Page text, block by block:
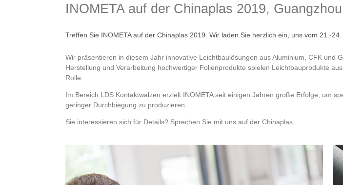
INOMETA auf der Chinaplas 2019, Guangzhou
Treffen Sie INOMETA auf der Chinaplas 2019. Wir laden Sie herzlich ein, uns vom 21.-
Wir präsentieren in diesem Jahr innovative Leichtbaulösungen aus Aluminium, CFK und
Herstellung und Verarbeitung hochwertiger Folienprodukte spielen Leichtbauprodukte
Rolle.
Im Bereich LDS Kontaktwalzen erzielt INOMETA seit einigen Jahren große Erfolge, um
geringer Durchbiegung zu produzieren.
Sie interessieren sich für Details? Sprechen Sie mit uns auf der Chinaplas.